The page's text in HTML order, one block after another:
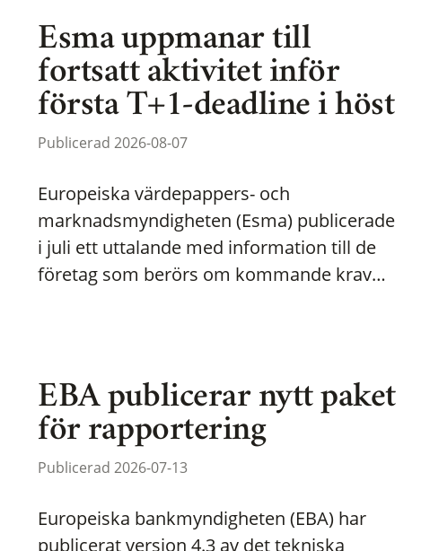
Esma uppmanar till
fortsatt aktivitet inför
första T+1-deadline i höst
Publicerad 2026-08-07
Europeiska värdepappers- och
marknadsmyndigheten (Esma) publicerade
i juli ett uttalande med information till de
företag som berörs om kommande krav…
EBA publicerar nytt paket
för rapportering
Publicerad 2026-07-13
Europeiska bankmyndigheten (EBA) har
publicerat version 4.3 av det tekniska